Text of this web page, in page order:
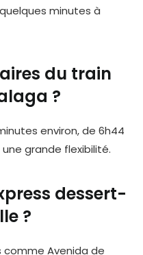
minutes à
du train
?
environ, de 6h44
grande flexibilité.
dessert-
?
comme Avenida de